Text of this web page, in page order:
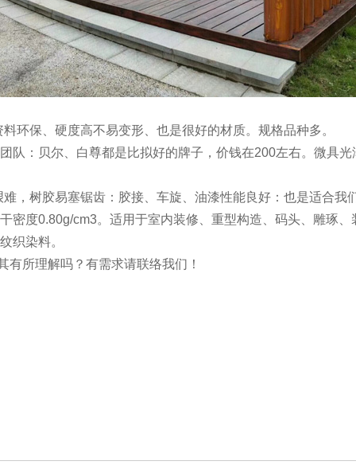
环保、硬度高不易变形、也是很好的材质。规格品种多。
队：贝尔、白尊都是比拟好的牌子，价钱在200左右。微具
，树胶易塞锯齿：胶接、车旋、油漆性能良好：也是适合我
密度0.80g/cm3。适用于室内装修、重型构造、码头、雕琢
织染料。
有所理解吗？有需求请联络我们！